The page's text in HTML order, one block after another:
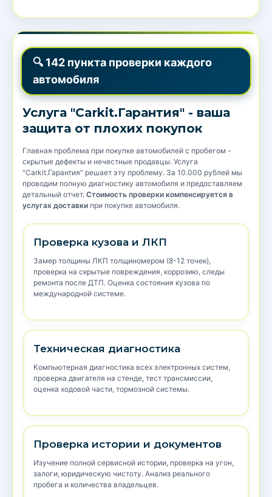
🔍 142 пункта проверки каждого
автомобиля
Услуга "Carkit.Гарантия" - ваша
защита от плохих покупок
Главная проблема при покупке автомобилей с пробегом -
скрытые дефекты и нечестные продавцы. Услуга
"Carkit.Гарантия" решает эту проблему. За 10.000 рублей мы
проводим полную диагностику автомобиля и предоставляем
детальный отчет. Стоимость проверки компенсируется в
услугах доставки при покупке автомобиля.
Проверка кузова и ЛКП
Замер толщины ЛКП толщиномером (8-12 точек),
проверка на скрытые повреждения, коррозию, следы
ремонта после ДТП. Оценка состояния кузова по
международной системе.
Техническая диагностика
Компьютерная диагностика всех электронных систем,
проверка двигателя на стенде, тест трансмиссии,
оценка ходовой части, тормозной системы.
Проверка истории и документов
Изучение полной сервисной истории, проверка на угон,
залоги, юридическую чистоту. Анализ реального
пробега и количества владельцев.